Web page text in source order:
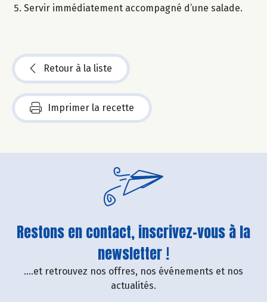
Servir immédiatement accompagné d’une salade.
Retour à la liste
Imprimer la recette
Restons en contact, inscrivez-vous à la
newsletter !
....et retrouvez nos offres, nos événements et nos
actualités.